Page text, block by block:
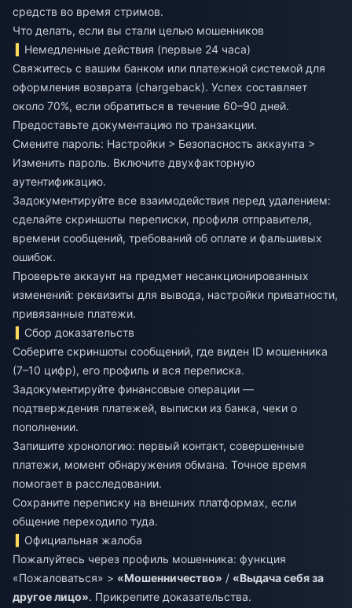
средств во время стримов.
Что делать, если вы стали целью мошенников
Немедленные действия (первые 24 часа)
Свяжитесь с вашим банком или платежной системой для
оформления возврата (chargeback). Успех составляет
около 70%, если обратиться в течение 60–90 дней.
Предоставьте документацию по транзакции.
Смените пароль: Настройки > Безопасность аккаунта >
Изменить пароль. Включите двухфакторную
аутентификацию.
Задокументируйте все взаимодействия перед удалением:
сделайте скриншоты переписки, профиля отправителя,
времени сообщений, требований об оплате и фальшивых
ошибок.
Проверьте аккаунт на предмет несанкционированных
изменений: реквизиты для вывода, настройки приватности,
привязанные платежи.
Сбор доказательств
Соберите скриншоты сообщений, где виден ID мошенника
(7–10 цифр), его профиль и вся переписка.
Задокументируйте финансовые операции —
подтверждения платежей, выписки из банка, чеки о
пополнении.
Запишите хронологию: первый контакт, совершенные
платежи, момент обнаружения обмана. Точное время
помогает в расследовании.
Сохраните переписку на внешних платформах, если
общение переходило туда.
Официальная жалоба
Пожалуйтесь через профиль мошенника: функция
«Пожаловаться» > «Мошенничество» / «Выдача себя за
другое лицо». Прикрепите доказательства.